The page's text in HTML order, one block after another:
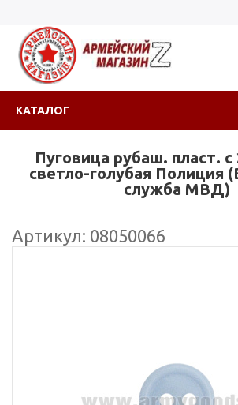
КАТАЛОГ
Пуговица рубаш. пласт. с
светло-голубая Полиция
служба МВД)
Артикул: 08050066